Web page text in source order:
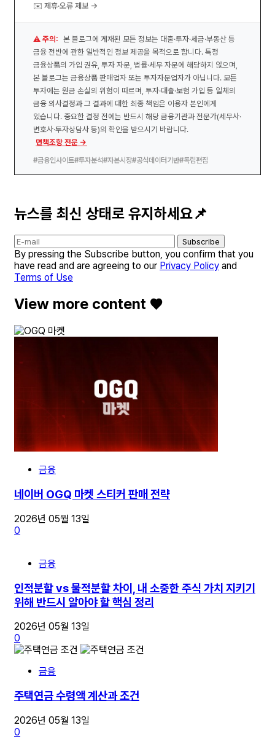
✉️ 제휴·오류 제보 →
⚠️ 주의: 본 블로그에 게재된 모든 정보는 대출·투자·세금·부동산 등
금융 전반에 관한 일반적인 정보 제공을 목적으로 합니다. 특정
금융상품의 가입 권유, 투자 자문, 법률·세무 자문에 해당하지 않으며,
본 블로그는 금융상품 판매업자 또는 투자자문업자가 아닙니다. 모든
투자에는 원금 손실의 위험이 따르며, 투자·대출·보험 가입 등 일체의
금융 의사결정과 그 결과에 대한 최종 책임은 이용자 본인에게
있습니다. 중요한 결정 전에는 반드시 해당 금융기관과 전문가(세무사·
변호사·투자상담사 등)의 확인을 받으시기 바랍니다.
면책조항 전문 →
#금융인사이트#투자분석#자본시장#공식데이터기반#독립편집
뉴스를 최신 상태로 유지하세요📌
Subscribe
By pressing the Subscribe button, you confirm that you
have read and are agreeing to our Privacy Policy and
Terms of Use
View more content ♥️
금융
네이버 OGQ 마켓 스티커 판매 전략
2026년 05월 13일
0
금융
인적분할 vs 물적분할 차이, 내 소중한 주식 가치 지키기
위해 반드시 알아야 할 핵심 정리
2026년 05월 13일
0
금융
주택연금 수령액 계산과 조건
2026년 05월 13일
0